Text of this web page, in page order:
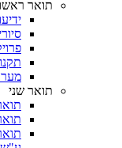
תואר
תואר שני